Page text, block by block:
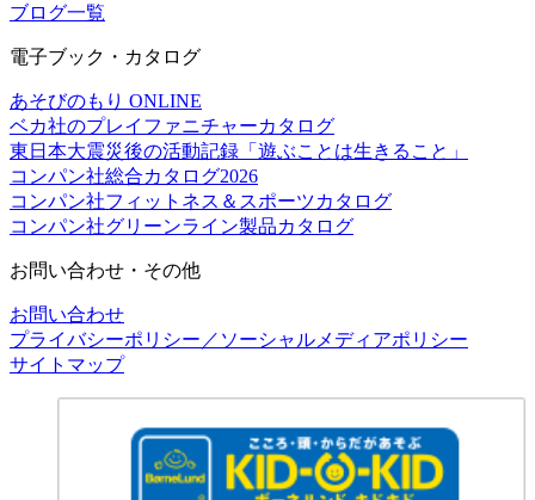
ブログ一覧
電子ブック・カタログ
あそびのもり ONLINE
ベカ社のプレイファニチャーカタログ
東日本大震災後の活動記録「遊ぶことは生きること」
コンパン社総合カタログ2026
コンパン社フィットネス＆スポーツカタログ
コンパン社グリーンライン製品カタログ
お問い合わせ・その他
お問い合わせ
プライバシーポリシー／ソーシャルメディアポリシー
サイトマップ